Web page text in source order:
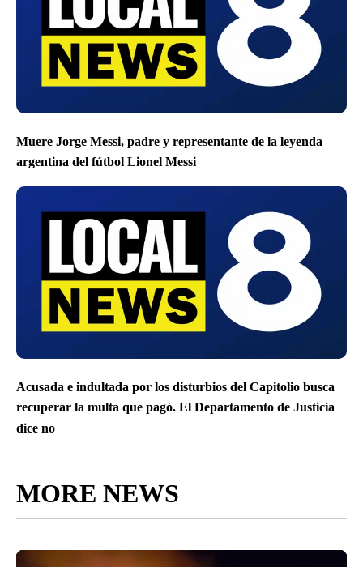
Muere Jorge Messi, padre y representante de la leyenda
argentina del fútbol Lionel Messi
Acusada e indultada por los disturbios del Capitolio busca
recuperar la multa que pagó. El Departamento de Justicia
dice no
MORE NEWS